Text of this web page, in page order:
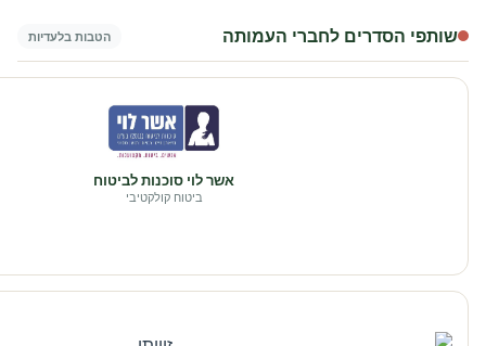
שותפי הסדרים לחברי העמותה הטבות בלעדיות
אשר לוי סוכנות לביטוח
ביטוח קולקטיבי